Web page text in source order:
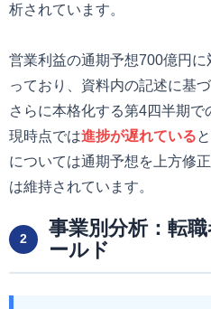
析されています。
営業利益の通期予想700億円に
っており、資料内の記述に基
さらに本格化する第4四半期で
現時点では進捗が遅れている
については通期予想を上方修
は維持されています。
2
事業別分析：転
ールド